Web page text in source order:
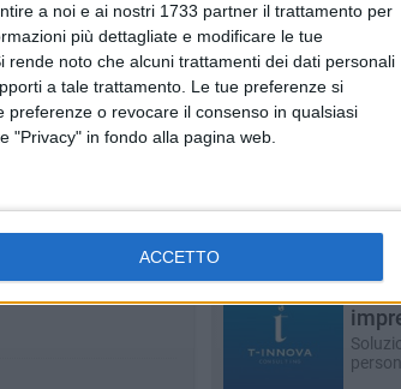
a noi e ai nostri 1733 partner il trattamento per
più dettagliate e modificare le tue
rende noto che alcuni trattamenti dei dati personali
a tale trattamento. Le tue preferenze si
o revocare il consenso in qualsiasi
"Privacy" in fondo alla pagina web.
ACCETTO
LUCIA
Le
La
cura
La
T-